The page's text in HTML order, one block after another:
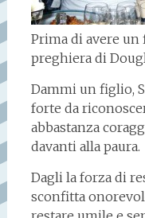
Prima di avere
preghiera di
Dammi un figlio,
forte da
abbastanza
davanti alla paura.
Dagli la forza di
sconfitta